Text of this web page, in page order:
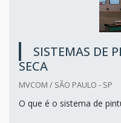
SISTEMAS DE
SECA
MVCOM / SÃO PAULO - SP
O que é o sistema de